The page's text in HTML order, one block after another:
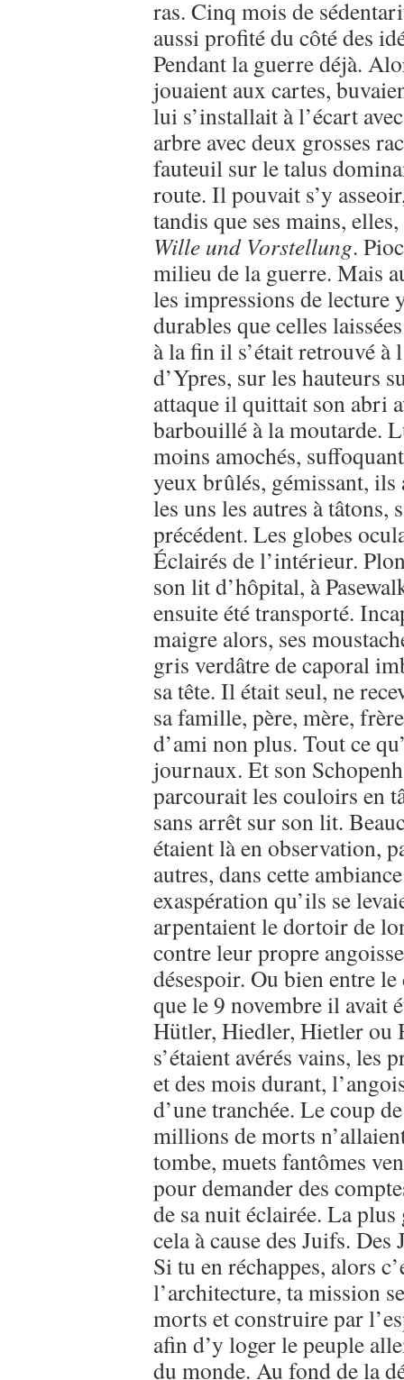
ras. Cinq mois de
aussi profité du côté des
Pendant la guerre déjà.
jouaient aux cartes,
lui s’installait à l’écart
arbre avec deux grosses
fauteuil sur le talus
route. Il pouvait s’y
tandis que ses mains,
Wille und Vorstellung.
milieu de la guerre. Mais
les impressions de lecture
durables que celles
à la fin il s’était retrouvé à
d’Ypres, sur les hauteurs
attaque il quittait son abri
barbouillé à la moutarde.
moins amochés,
yeux brûlés, gémissant, ils
les uns les autres à tâtons,
précédent. Les globes
Éclairés de l’intérieur.
son lit d’hôpital, à
ensuite été transporté.
maigre alors, ses
gris verdâtre de caporal
sa tête. Il était seul, ne
sa famille, père, mère,
d’ami non plus. Tout ce
journaux. Et son
parcourait les couloirs en
sans arrêt sur son lit.
étaient là en observation,
autres, dans cette
exaspération qu’ils se
arpentaient le dortoir de
contre leur propre
désespoir. Ou bien entre le
que le 9 novembre il avait
Hütler, Hiedler, Hietler ou
s’étaient avérés vains,
et des mois durant,
d’une tranchée. Le coup
millions de morts
tombe, muets fantômes
pour demander des
de sa nuit éclairée. La
cela à cause des Juifs.
Si tu en réchappes, alors
l’architecture, ta mission
morts et construire par
afin d’y loger le peuple
du monde. Au fond de la